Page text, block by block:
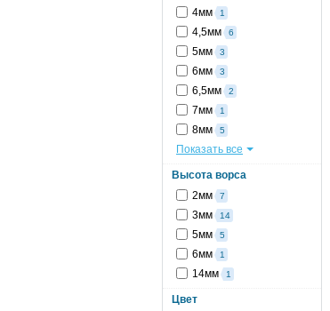
4мм 1
4,5мм 6
5мм 3
6мм 3
6,5мм 2
7мм 1
8мм 5
Показать все
Высота ворса
2мм
7
3мм 14
5мм 5
6мм 1
14мм 1
Цвет